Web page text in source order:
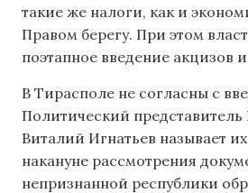
такие же налоги, как и
Правом берегу. При этом
поэтапное введение акцизов
В Тирасполе не согласны с
Политический
Виталий Игнатьев называет
накануне рассмотрения
непризнанной республики